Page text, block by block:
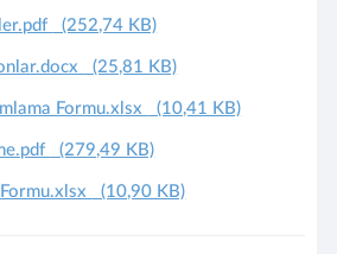
(252,74 KB)
(25,81 KB)
Formu.xlsx (10,41 KB)
(279,49 KB)
(10,90 KB)